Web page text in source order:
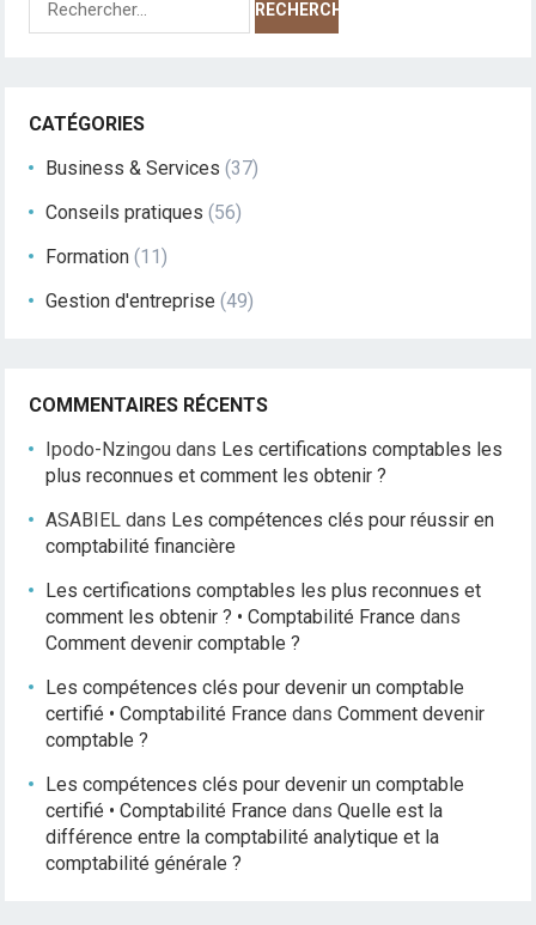
CATÉGORIES
Business & Services (37)
Conseils pratiques (56)
Formation (11)
Gestion d'entreprise (49)
COMMENTAIRES RÉCENTS
Ipodo-Nzingou dans Les certifications comptables les
plus reconnues et comment les obtenir ?
ASABIEL dans Les compétences clés pour réussir en
comptabilité financière
Les certifications comptables les plus reconnues et
comment les obtenir ? • Comptabilité France dans
Comment devenir comptable ?
Les compétences clés pour devenir un comptable
certifié • Comptabilité France dansComment devenir
comptable ?
Les compétences clés pour devenir un comptable
certifié • Comptabilité France dansQuelle est la
différence entre la comptabilité analytique et la
comptabilité générale ?